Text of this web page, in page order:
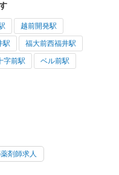
越前開発駅
駅 福大前西福井駅
字前駅 ベル前駅
剤師求人